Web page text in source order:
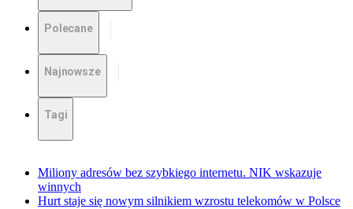
Polecane
Najnowsze
Tagi
Miliony adresów bez szybkiego internetu. NIK wskazuje
winnych
Hurt staje się nowym silnikiem wzrostu telekomów w Polsce